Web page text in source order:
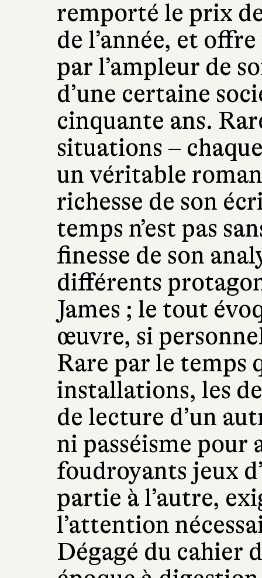
remporté le prix
de l’année, et
par l’ampleur de
d’une certaine
cinquante ans.
situations –
un véritable
richesse de son
temps n’est pas
finesse de son
différents
James ; le tout
œuvre, si
Rare par le temps
installations, les
de lecture d’un
ni passéisme pour
foudroyants jeux
partie à l’autre,
l’attention
Dégagé du cahier